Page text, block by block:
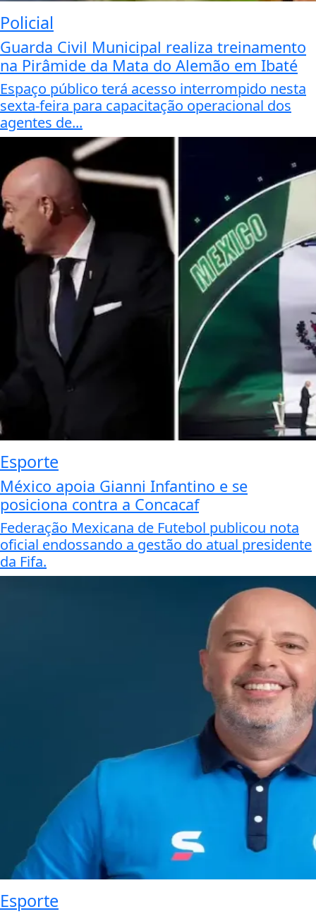
Policial
Guarda Civil Municipal realiza treinamento
na Pirâmide da Mata do Alemão em Ibaté
Espaço público terá acesso interrompido nesta
sexta-feira para capacitação operacional dos
agentes de...
Esporte
México apoia Gianni Infantino e se
posiciona contra a Concacaf
Federação Mexicana de Futebol publicou nota
oficial endossando a gestão do atual presidente
da Fifa.
Esporte